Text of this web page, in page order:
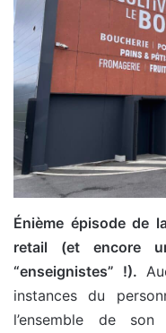
Énième épisode de
retail (et encore
“enseignistes” !).
instances du
l’ensemble de